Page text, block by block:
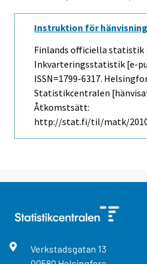
Instruktion för hänvisning
Finlands officiella statistik
Inkvarteringsstatistik [e-
ISSN=1799-6317.
Statistikcentralen
Åtkomstsätt:
http://stat.fi/til/matk/
Verkstadsgatan 13